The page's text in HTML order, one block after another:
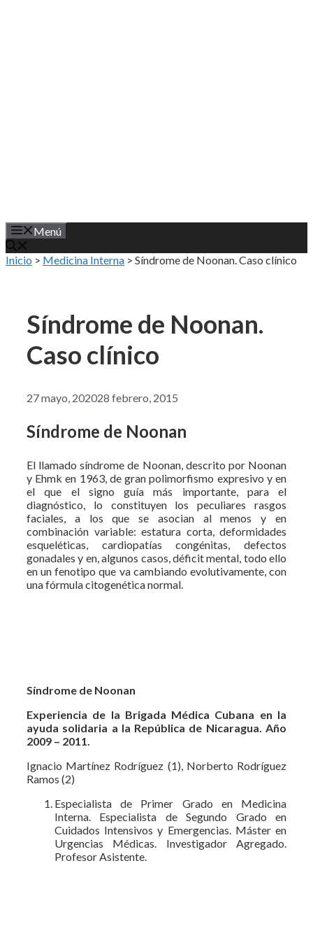
Menú
Inicio > Medicina Interna > Síndrome de Noonan. Caso clínico
Síndrome de Noonan.
Caso clínico
27 mayo, 202028 febrero, 2015
Síndrome de Noonan
El llamado síndrome de Noonan, descrito por Noonan
y Ehmk en 1963, de gran polimorfismo expresivo y en
el que el signo guía más importante, para el
diagnóstico, lo constituyen los peculiares rasgos
faciales, a los que se asocian al menos y en
combinación variable: estatura corta, deformidades
esqueléticas, cardiopatías congénitas, defectos
gonadales y en, algunos casos, déficit mental, todo ello
en un fenotipo que va cambiando evolutivamente, con
una fórmula citogenética normal.
Síndrome de Noonan
Experiencia de la Brigada Médica Cubana en la
ayuda solidaria a la República de Nicaragua. Año
2009 – 2011.
Ignacio Martínez Rodríguez (1), Norberto Rodríguez
Ramos (2)
Especialista de Primer Grado en Medicina
Interna. Especialista de Segundo Grado en
Cuidados Intensivos y Emergencias. Máster en
Urgencias Médicas. Investigador Agregado.
Profesor Asistente.